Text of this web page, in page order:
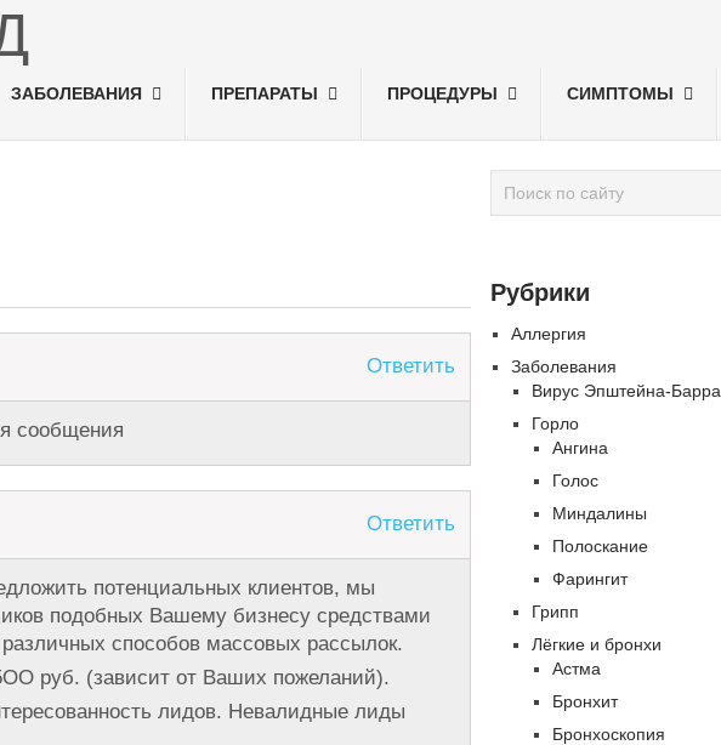
ЗАБОЛЕВАНИЯ ПРЕПАРАТЫ ПРОЦЕДУРЫ СИМПТОМЫ
Ответить
сообщения
Ответить
потенциальных клиентов, мы
подобных Вашему бизнесу средствами
способов массовых рассылок.
руб. (зависит от Ваших пожеланий).
лидов. Невалидные лиды
Рубрики
Аллергия
Заболевания
Вирус Эпштейна-Барра
Горло
Ангина
Голос
Миндалины
Полоскание
Фарингит
Грипп
Лёгкие и бронхи
Астма
Бронхит
Бронхоскопия